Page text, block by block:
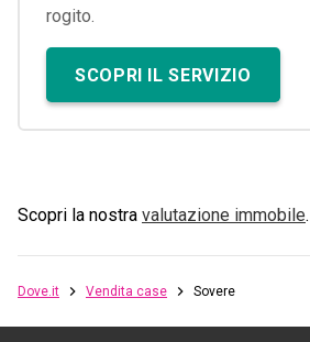
rogito.
SCOPRI IL SERVIZIO
Scopri la nostra valutazione immobile.
Dove.it Vendita case Sovere